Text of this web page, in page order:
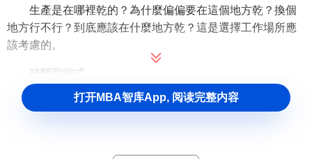
生產是在哪裡乾的？為什麼偏偏要在這個地方乾？換個
地方行不行？到底應該在什麼地方乾？這是選擇工作場所應
該考慮的。
例如現在這個工序或者零部件是在什麼時候乾的？為什
打开MBA智库App, 阅读完整内容